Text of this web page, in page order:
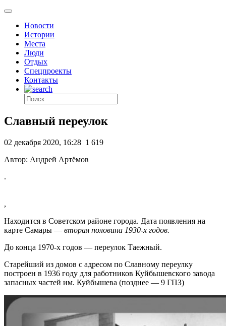
Новости
Истории
Места
Люди
Отдых
Спецпроекты
Контакты
Славный переулок
02 декабря 2020, 16:28 1 619
Автор: Андрей Артёмов
.
,
Находится в Советском районе города. Дата появления на
карте Самары — вторая половина 1930-х годов.
До конца 1970-х годов — переулок Таежный.
Старейший из домов с адресом по Славному переулку
построен в 1936 году для работников Куйбышевского завода
запасных частей им. Куйбышева (позднее — 9 ГПЗ)